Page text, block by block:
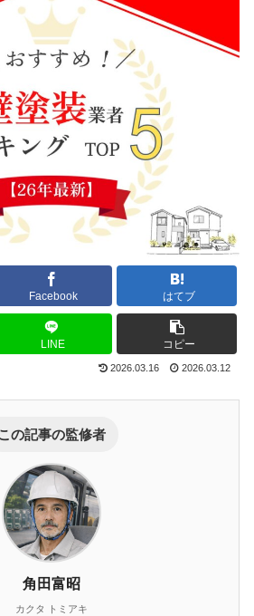
Facebook はてブ
LINE コピー
2026.03.16 2026.03.12
の記事の監修者
角田富昭
カクタ トミアキ